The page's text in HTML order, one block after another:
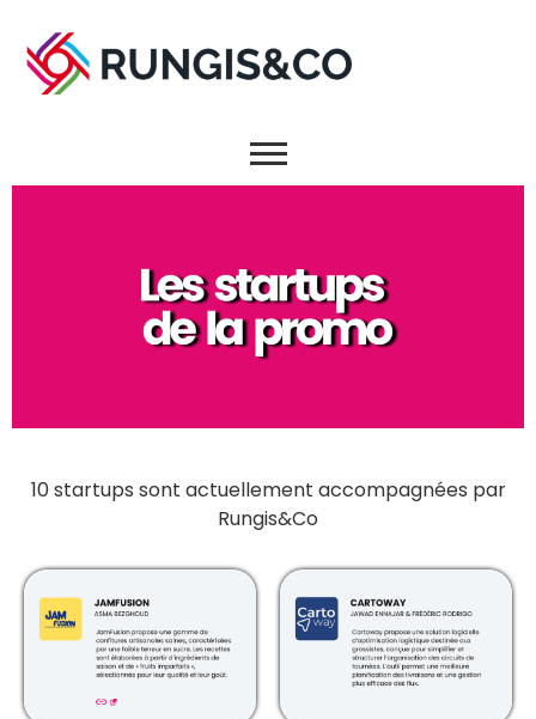
10 startups sont actuellement accompagnées par
Rungis&Co